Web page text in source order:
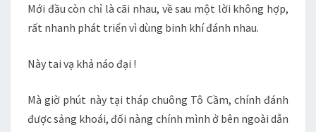
Mới đầu còn chỉ là cãi nhau, về sau một lời không hợp,
rất nhanh phát triển vì dùng binh khí đánh nhau.
Này tai vạ khả náo đại !
Mà giờ phút này tại tháp chuông Tô Cầm, chính đánh
được sảng khoái, đối nàng chính mình ở bên ngoài dẫn